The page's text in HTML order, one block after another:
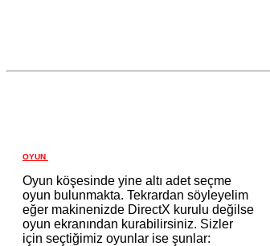
OYUN
Oyun köşesinde yine altı adet seçme
oyun bulunmakta. Tekrardan söyleyelim
eğer makinenizde DirectX kurulu değilse
oyun ekranından kurabilirsiniz. Sizler
için seçtiğimiz oyunlar ise şunlar: